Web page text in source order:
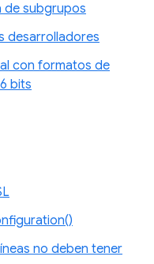
de subgrupos
desarrolladores
con formatos de
bits
no deben tener